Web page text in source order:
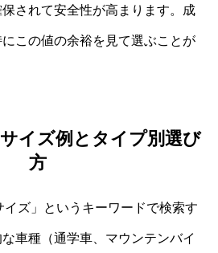
されて安全性が高まります。成
この値の余裕を見て選ぶことが
イズ例とタイプ別選び
方
イズ」というキーワードで検索す
車種（通学車、マウンテンバイ